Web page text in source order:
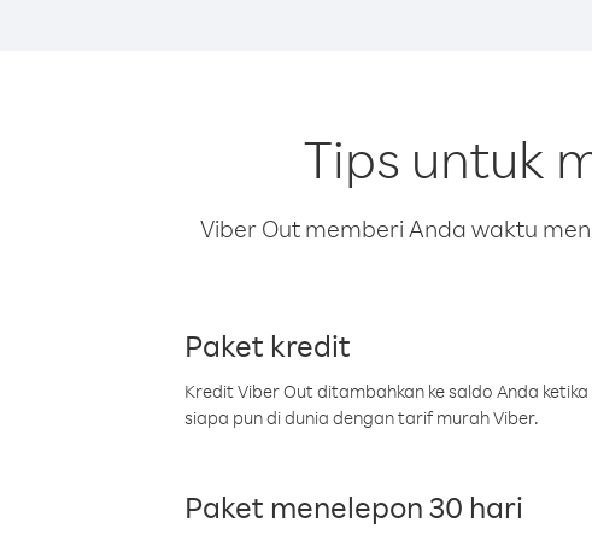
Tips untuk
Viber Out memberi Anda waktu
Paket kredit
Kredit Viber Out ditambahkan ke saldo Anda
siapa pun di dunia dengan tarif murah Viber.
Paket menelepon 30 hari